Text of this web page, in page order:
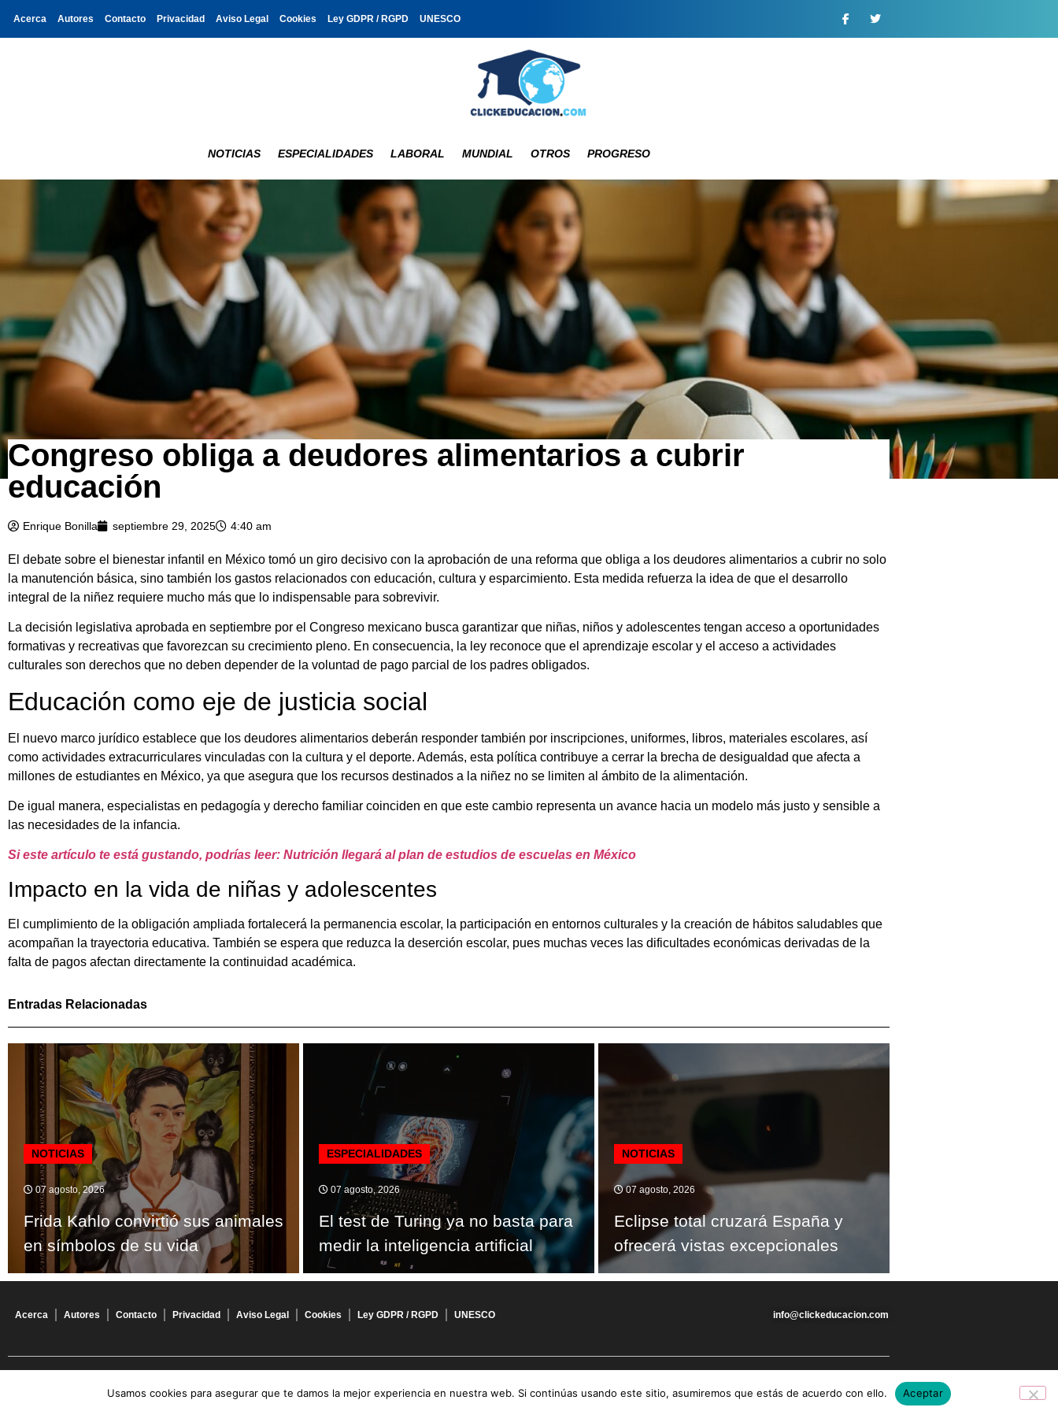
Acerca Autores Contacto Privacidad Aviso Legal Cookies Ley GDPR / RGPD UNESCO
NOTICIAS ESPECIALIDADES LABORAL MUNDIAL OTROS PROGRESO
Congreso obliga a deudores alimentarios a cubrir
educación
Enrique Bonilla septiembre 29, 2025 4:40 am
El debate sobre el bienestar infantil en México tomó un giro decisivo con la aprobación de una reforma que obliga a los deudores alimentarios a cubrir no solo
la manutención básica, sino también los gastos relacionados con educación, cultura y esparcimiento. Esta medida refuerza la idea de que el desarrollo
integral de la niñez requiere mucho más que lo indispensable para sobrevivir.
La decisión legislativa aprobada en septiembre por el Congreso mexicano busca garantizar que niñas, niños y adolescentes tengan acceso a oportunidades
formativas y recreativas que favorezcan su crecimiento pleno. En consecuencia, la ley reconoce que el aprendizaje escolar y el acceso a actividades
culturales son derechos que no deben depender de la voluntad de pago parcial de los padres obligados.
Educación como eje de justicia social
El nuevo marco jurídico establece que los deudores alimentarios deberán responder también por inscripciones, uniformes, libros, materiales escolares, así
como actividades extracurriculares vinculadas con la cultura y el deporte. Además, esta política contribuye a cerrar la brecha de desigualdad que afecta a
millones de estudiantes en México, ya que asegura que los recursos destinados a la niñez no se limiten al ámbito de la alimentación.
De igual manera, especialistas en pedagogía y derecho familiar coinciden en que este cambio representa un avance hacia un modelo más justo y sensible a
las necesidades de la infancia.
Si este artículo te está gustando, podrías leer: Nutrición llegará al plan de estudios de escuelas en México
Impacto en la vida de niñas y adolescentes
El cumplimiento de la obligación ampliada fortalecerá la permanencia escolar, la participación en entornos culturales y la creación de hábitos saludables que
acompañan la trayectoria educativa. También se espera que reduzca la deserción escolar, pues muchas veces las dificultades económicas derivadas de la
falta de pagos afectan directamente la continuidad académica.
Entradas Relacionadas
NOTICIAS
07 agosto, 2026
Frida Kahlo convirtió sus animales
en símbolos de su vida
ESPECIALIDADES
07 agosto, 2026
El test de Turing ya no basta para
medir la inteligencia artificial
NOTICIAS
07 agosto, 2026
Eclipse total cruzará España y
ofrecerá vistas excepcionales
Acerca Autores Contacto Privacidad Aviso Legal Cookies Ley GDPR / RGPD UNESCO info@clickeducacion.com
© 2026 Todos los derechos reservadosUsamos cookies para asegurar que te damos la mejor experiencia en nuestra web. Si continúas usando este sitio, asumiremos que estás de acuerdo con ello. Aceptar